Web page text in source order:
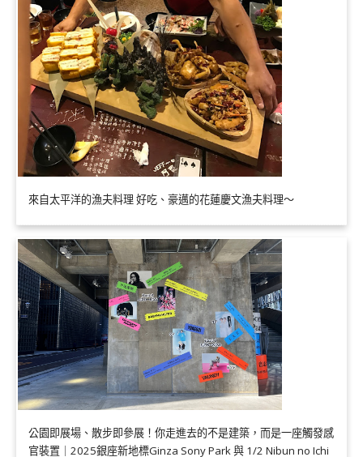
來自太平洋的漁夫料理 好吃、豪邁的花蓮慶文漁夫料理～
公園即展場、散步即參展！你走進去的不是建築，而是一座觸發感
官裝置｜2025銀座新地標Ginza Sony Park 與 1/2 Nibun no Ichi